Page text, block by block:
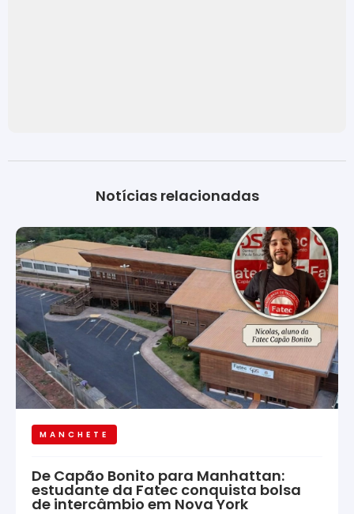
Notícias relacionadas
MANCHETE
De Capão Bonito para Manhattan:
estudante da Fatec conquista bolsa
de intercâmbio em Nova York